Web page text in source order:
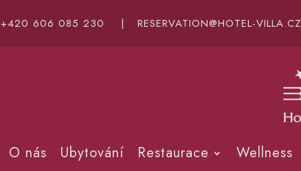
+420 606 085 230 | RESERVATION@HOTEL-VILLA.CZ
O nás Ubytování Restaurace Wellness